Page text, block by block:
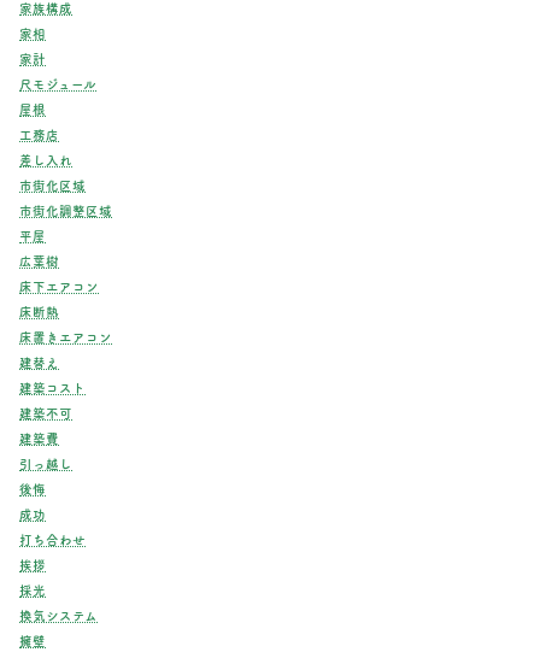
家族構成
家相
家計
尺モジュール
屋根
工務店
差し入れ
市街化区域
市街化調整区域
平屋
広葉樹
床下エアコン
床断熱
床置きエアコン
建替え
建築コスト
建築不可
建築費
引っ越し
後悔
成功
打ち合わせ
挨拶
採光
換気システム
擁壁